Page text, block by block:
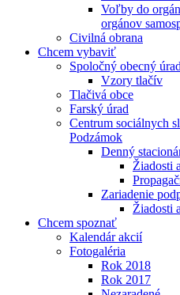
Voľby do
orgánov
Civilná obrana
Chcem vybaviť
Spoločný obecný
Vzory tlačív
Tlačivá obce
Farský úrad
Centrum sociálnych
Podzámok
Denný
Žiadosti
Zariadenie
Žiadosti
Chcem spoznať
Kalendár akcií
Fotogaléria
Rok 2018
Rok 2017